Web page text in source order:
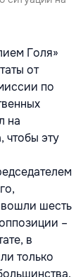
Голя»
от
по
на
чтобы эту
вошли шесть
–
в
только